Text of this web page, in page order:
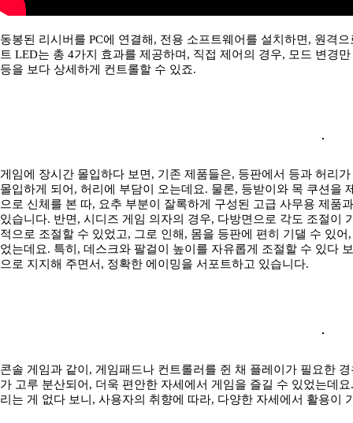
동봉된 리시버를 PC에 연결해, 전용 소프트웨어를 설치하면, 원격
트 LED는 총 4가지 효과를 제공하며, 직접 제어의 경우, 모드 변경
등을 보다 상세하게 컨트롤할 수 있죠.
게임에 장시간 몰입하다 보면, 기존 제품들은, 등판에서 등과 허리
몰입하게 되어, 허리에 부담이 오는데요. 물론, 등받이와 목 쿠션을
으로 신체를 본 따, 요추 부분이 잘록하게 구성된 고급 사무용 제품
있습니다. 반면, 시디즈 게임 의자의 경우, 다방면으로 각도 조절이
적으로 조절할 수 있었고, 그로 인해, 몸을 등판에 편히 기댈 수 있
었는데요. 특히, 데스크와 팔걸이 높이를 자유롭게 조절할 수 있다
으로 지지해 주면서, 정확한 에이밍을 서포트하고 있습니다.
콘솔 게임과 같이, 게임패드나 컨트롤러를 쥔 채 플레이가 필요한
가 고루 분산되어, 더욱 편안한 자세에서 게임을 즐길 수 있었는데
리는 게 없다 보니, 사용자의 취향에 따라, 다양한 자세에서 활용이